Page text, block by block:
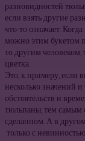
разновидностей
если взять другие
что-то означает.
можно этим букетом
то другим человеком,
цветка.
Это, к примеру, если
несколько значений
обстоятельств и
тюльпаны, тем
сделанном. А в
только с